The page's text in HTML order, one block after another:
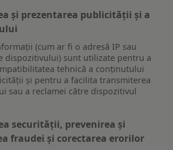
și prezentarea publicității și a
(cum ar fi o adresă IP sau
dispozitivului) sunt utilizate pentru a
tehnică a conținutului
și pentru a facilita transmiterea
sau a reclamei către dispozitivul
securității, prevenirea și
fraudei și corectarea erorilor